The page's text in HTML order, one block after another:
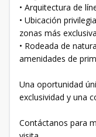
• Arquitectura de
• Ubicación
zonas más
• Rodeada de
amenidades de
Una oportunidad
exclusividad y una
Contáctanos para